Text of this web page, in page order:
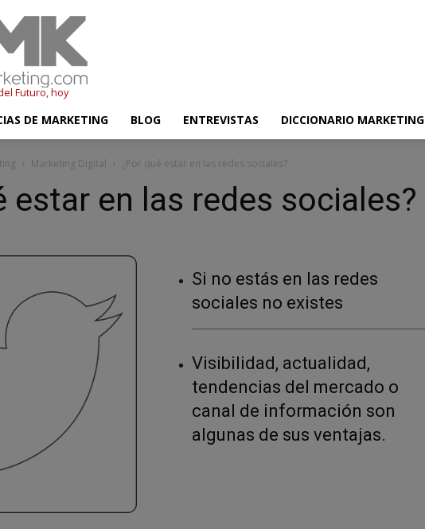
Futuro, hoy
DE MARKETING BLOG ENTREVISTAS DICCIONARIO MARKETING
Marketing Digital ¿Por qué estar en las redes sociales?
estar en las redes sociales?
Si no estás en las redes
sociales no existes
Visibilidad, actualidad,
tendencias del mercado o
canal de información son
algunas de sus ventajas.